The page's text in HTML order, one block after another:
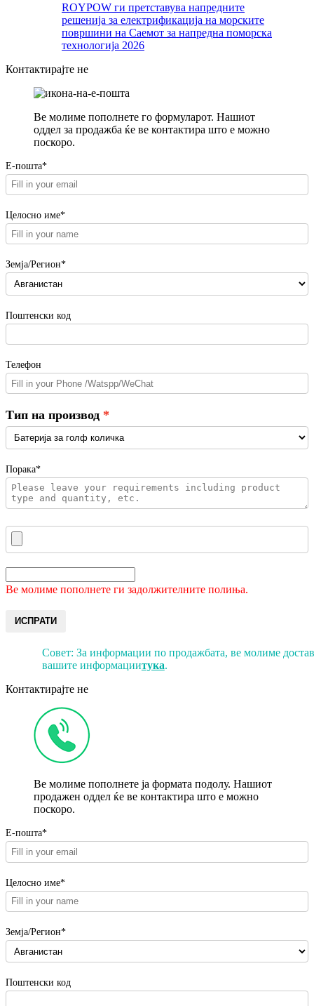
ROYPOW ги претставува напредните
решенија за електрификација на морските
површини на Саемот за напредна поморска
технологија 2026
Контактирајте не
Ве молиме пополнете го формуларот. Нашиот
оддел за продажба ќе ве контактира што е можно
поскоро.
Е-пошта*
Целосно име*
Земја/Регион*
Поштенски код
Телефон
Тип на производ
Порака*
Ве молиме пополнете ги задолжителните полиња.
ИСПРАТИ
Совет: За информации по продажбата, ве молиме
вашите информациитука.
Контактирајте не
Ве молиме пополнете ја формата подолу. Нашиот
продажен оддел ќе ве контактира што е можно
поскоро.
Е-пошта*
Целосно име*
Земја/Регион*
Поштенски код